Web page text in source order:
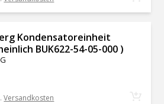
Kondensatoreinheit
BUK622-54-05-000 )
Versandkosten